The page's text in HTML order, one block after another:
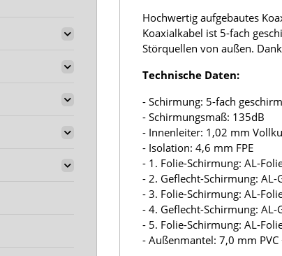
Hochwertig aufgebautes
Koaxialkabel ist 5-fach
Störquellen von außen.
Technische Daten:
- Schirmung: 5-fach
- Schirmungsmaß: 135dB
- Innenleiter: 1,02 mm
- Isolation: 4,6 mm FPE
- 1. Folie-Schirmung: AL-
- 2. Geflecht-Schirmung: AL-
- 3. Folie-Schirmung: AL-
- 4. Geflecht-Schirmung: AL-
- 5. Folie-Schirmung: AL-
- Außenmantel: 7,0 mm